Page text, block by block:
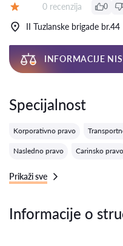
Recenzija:
0 recenzija 0
II Tuzlanske brigade br.44
INFORMACIJE
Specijalnost
Korporativno pravo
Nasledno pravo Carinsko pravo
Prikaži sve
Informacije o